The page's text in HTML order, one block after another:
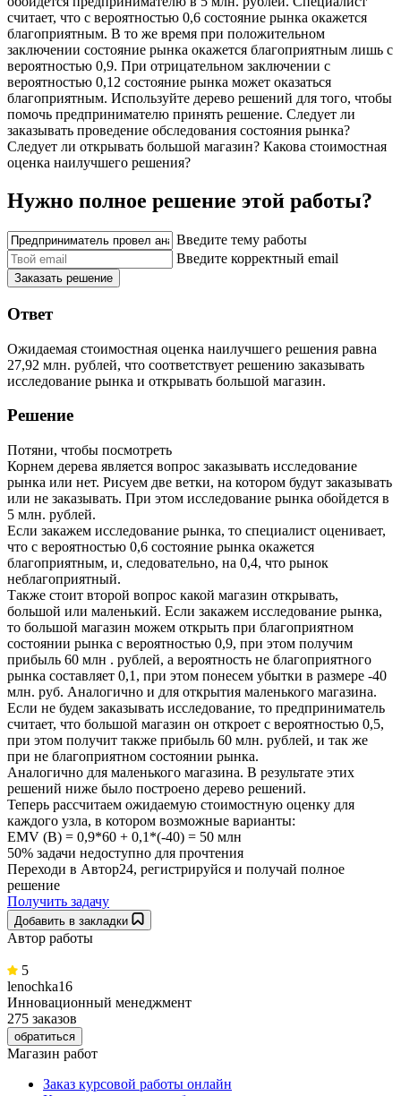
считает, что с вероятностью 0,6 состояние рынка окажется
благоприятным. В то же время при положительном
заключении состояние рынка окажется благоприятным лишь с
вероятностью 0,9. При отрицательном заключении с
вероятностью 0,12 состояние рынка может оказаться
благоприятным. Используйте дерево решений для того, чтобы
помочь предпринимателю принять решение. Следует ли
заказывать проведение обследования состояния рынка?
Следует ли открывать большой магазин? Какова стоимостная
оценка наилучшего решения?
Нужно полное решение этой работы?
Введите тему работы
Введите корректный email
Заказать решение
Ответ
Ожидаемая стоимостная оценка наилучшего решения равна
27,92 млн. рублей, что соответствует решению заказывать
исследование рынка и открывать большой магазин.
Решение
Потяни, чтобы посмотреть
Корнем дерева является вопрос заказывать исследование
рынка или нет. Рисуем две ветки, на котором будут заказывать
или не заказывать. При этом исследование рынка обойдется в
5 млн. рублей.
Если закажем исследование рынка, то специалист оценивает,
что с вероятностью 0,6 состояние рынка окажется
благоприятным, и, следовательно, на 0,4, что рынок
неблагоприятный.
Также стоит второй вопрос какой магазин открывать,
большой или маленький. Если закажем исследование рынка,
то большой магазин можем открыть при благоприятном
состоянии рынка с вероятностью 0,9, при этом получим
прибыль 60 млн . рублей, а вероятность не благоприятного
рынка составляет 0,1, при этом понесем убытки в размере -40
млн. руб. Аналогично и для открытия маленького магазина.
Если не будем заказывать исследование, то предприниматель
считает, что большой магазин он откроет с вероятностью 0,5,
при этом получит также прибыль 60 млн. рублей, и так же
при не благоприятном состоянии рынка.
Аналогично для маленького магазина. В результате этих
решений ниже было построено дерево решений.
Теперь рассчитаем ожидаемую стоимостную оценку для
каждого узла, в котором возможные варианты:
ЕМV (В) = 0,9*60 + 0,1*(-40) = 50 млн
50% задачи недоступно для прочтения
Переходи в Автор24, регистрируйся и получай полное
решение
Получить задачу
Добавить в закладки
Автор работы
5
lenochka16
Инновационный менеджмент
275 заказов
обратиться
Магазин работ
Заказ курсовой работы онлайн